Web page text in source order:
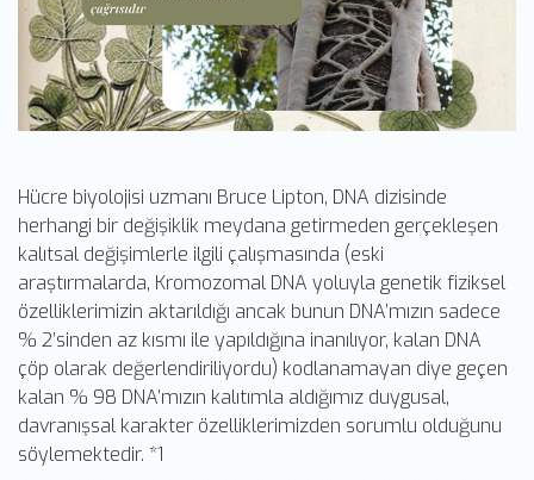
Hücre biyolojisi uzmanı Bruce Lipton, DNA dizisinde
herhangi bir değişiklik meydana getirmeden gerçekleşen
kalıtsal değişimlerle ilgili çalışmasında (eski
araştırmalarda, Kromozomal DNA yoluyla genetik fiziksel
özelliklerimizin aktarıldığı ancak bunun DNA’mızın sadece
% 2’sinden az kısmı ile yapıldığına inanılıyor, kalan DNA
çöp olarak değerlendiriliyordu) kodlanamayan diye geçen
kalan % 98 DNA’mızın kalıtımla aldığımız duygusal,
davranışsal karakter özelliklerimizden sorumlu olduğunu
söylemektedir. *1